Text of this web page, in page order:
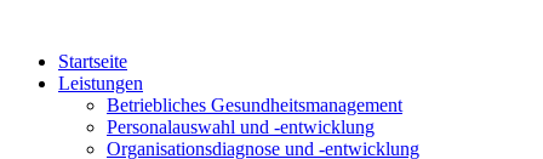
springenStartseite
Leistungen
Betriebliches Gesundheitsmanagement
Personalauswahl und -entwicklung
Organisationsdiagnose und -entwicklung